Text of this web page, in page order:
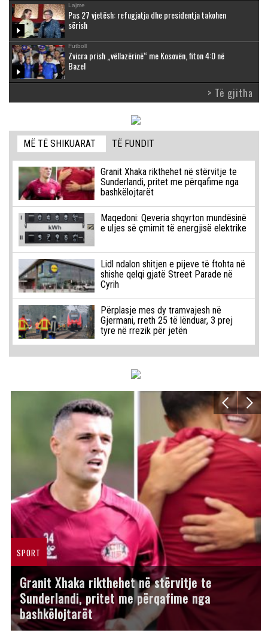
Lajme
Pas 27 vjetësh: refugjatja dhe presidentja takohen
sërish
Futboll
Zvicra prish „vëllazërinë“ me Kosovën, fiton 4:0 në
Bazel
> Të gjitha
MË TË SHIKUARAT TË FUNDIT
Granit Xhaka rikthehet në stërvitje te
Sunderlandi, pritet me përqafime nga
bashkëlojtarët
Maqedoni: Qeveria shqyrton mundësinë
e uljes së çmimit të energjisë elektrike
Lidl ndalon shitjen e pijeve të ftohta në
shishe qelqi gjatë Street Parade në
Cyrih
Përplasje mes dy tramvajesh në
Gjermani, rreth 25 të lënduar, 3 prej
tyre në rrezik për jetën
SPORT
Granit Xhaka rikthehet në stërvitje te
Sunderlandi, pritet me përqafime nga
bashkëlojtarët